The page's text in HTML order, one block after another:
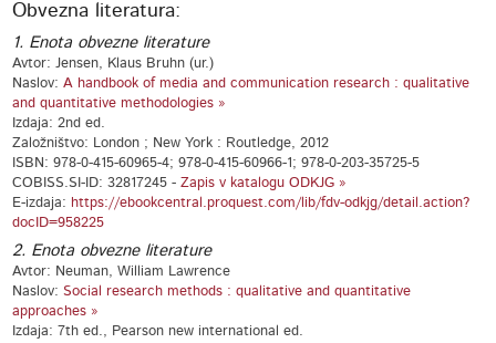
Obvezna literatura:
1. Enota obvezne literature
Avtor: Jensen, Klaus Bruhn (ur.)
Naslov:A handbook of media and communication research : qualitative
and quantitative methodologies »
Izdaja: 2nd ed.
Založništvo: London ; New York : Routledge, 2012
ISBN: 978-0-415-60965-4; 978-0-415-60966-1; 978-0-203-35725-5
COBISS.SI-ID: 32817245 -Zapis v katalogu ODKJG »
E-izdaja: https://ebookcentral.proquest.com/lib/fdv-odkjg/detail.action?
docID=958225
2. Enota obvezne literature
Avtor: Neuman, William Lawrence
Naslov:Social research methods : qualitative and quantitative
approaches »
Izdaja: 7th ed., Pearson new international ed.